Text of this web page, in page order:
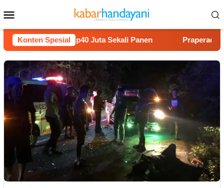
ke
kontenMobile
Konten Spesial
Untung Rp40 Juta Sekali Panen Praperadilan Raudi